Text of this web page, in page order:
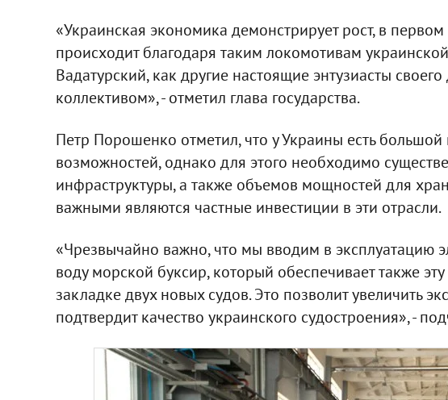
«Украинская экономика демонстрирует рост, в
происходит благодаря таким локомотивам
Вадатурский, как другие настоящие энтузиасты
коллективом», - отметил глава государства.
Петр Порошенко отметил, что у Украины есть большой
возможностей, однако для этого необходимо
инфраструктуры, а также объемов мощностей для
важными являются частные инвестиции в эти отрасли.
«Чрезвычайно важно, что мы вводим в эксплуатацию
воду морской буксир, который обеспечивает также
закладке двух новых судов. Это позволит увеличить
подтвердит качество украинского судостроения», -